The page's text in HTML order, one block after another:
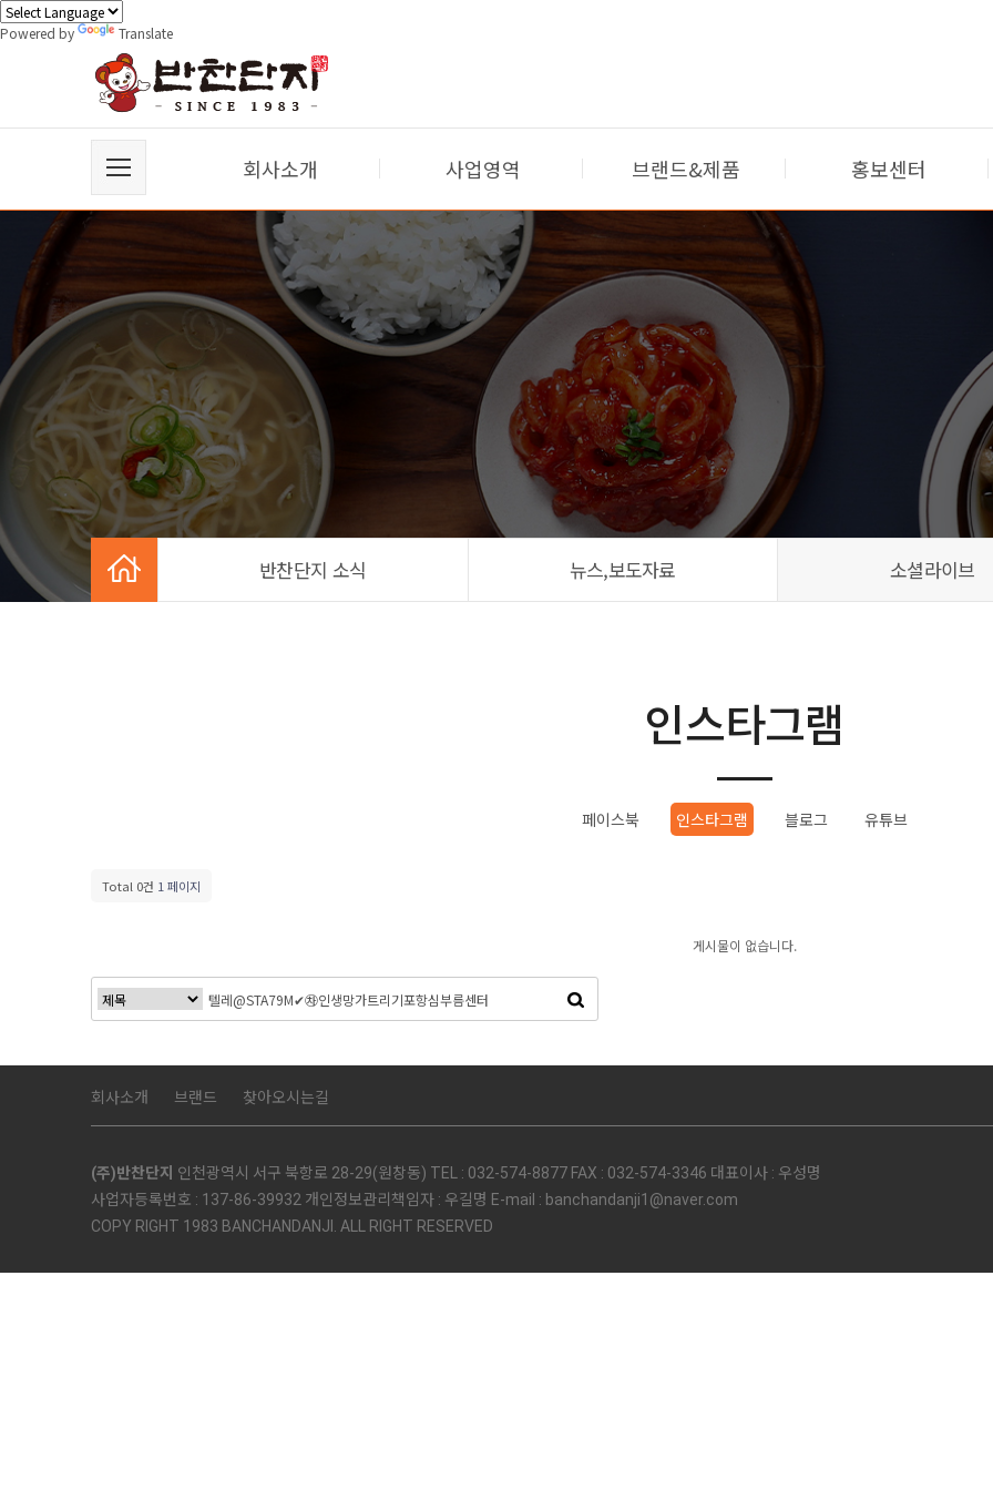
Powered by Translate
회사소개 사업영역 브랜드&제품 홍보센터
반찬단지 소식 뉴스,보도자료 소셜라이브
인스타그램
페이스북 인스타그램 블로그 유튜브
Total 0건 1 페이지
게시물이 없습니다.
회사소개 브랜드 찾아오시는길
(주)반찬단지 인천광역시 서구 북항로 28-29(원창동) TEL : 032-574-8877 FAX : 032-574-3346 대표이사 : 우성명
사업자등록번호 : 137-86-39932 개인정보관리책임자 : 우길명 E-mail : banchandanji1@naver.com
COPY RIGHT 1983 BANCHANDANJI. ALL RIGHT RESERVED